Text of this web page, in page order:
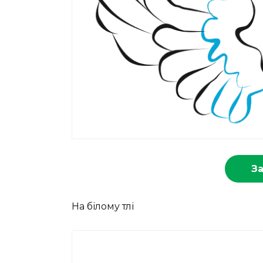
На білому тлі